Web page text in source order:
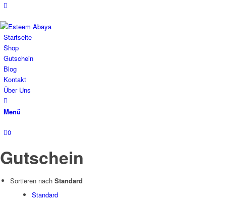
Startseite
Shop
Gutschein
Blog
Kontakt
Über Uns
Menü
0
Gutschein
Sortieren nach Standard
Standard